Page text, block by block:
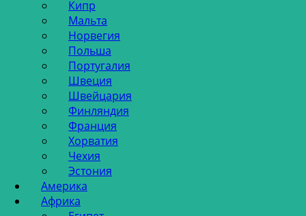
Кипр
Мальта
Норвегия
Польша
Португалия
Швеция
Швейцария
Финляндия
Франция
Хорватия
Чехия
Эстония
Америка
Африка